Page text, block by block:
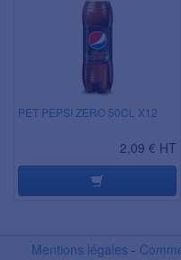
PET PEPSI ZERO 50CL X12
2,09 € HT
Mentions légales -